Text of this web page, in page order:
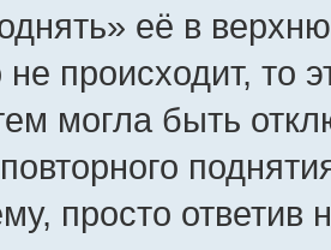
её в
не происходит, то
могла быть
просто ответив